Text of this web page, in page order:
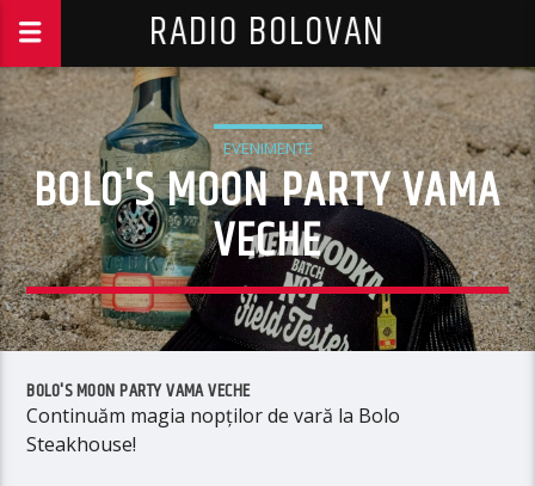
RADIO BOLOVAN
EVENIMENTE
BOLO'S MOON PARTY VAMA
VECHE
BOLO'S MOON PARTY VAMA VECHE
Continuăm magia nopților de vară la Bolo
Steakhouse!